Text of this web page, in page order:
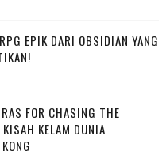
EPIK DARI OBSIDIAN YANG
FOR CHASING THE
KELAM DUNIA